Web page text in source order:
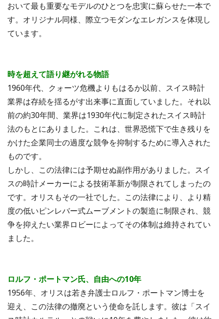
おいて最も重要なモデルのひとつを忠実に蘇らせた一本で
す。オリジナル同様、際立つモダンなエレガンスを体現し
ています。
時を超えて語り継がれる物語
1960年代、クォーツ危機よりもはるか以前、スイス時計
業界は存続を揺るがす出来事に直面していました。それ以
前の約30年間、業界は1930年代に制定されたスイス時計
法のもとにありました。これは、世界恐慌下で生き残りを
かけた企業同士の過度な競争を抑制するために導入された
ものです。
しかし、この法律には予期せぬ副作用がありました。スイ
スの時計メーカーによる技術革新が制限されてしまったの
です。オリスもその一社でした。この法律により、より精
度の低いピンレバー式ムーブメントの製造に制限され、競
争を抑えたい業界ロビーによってその体制は維持されてい
ました。
ロルフ・ポートマン氏、自由への10年
1956年、オリスは若き弁護士ロルフ・ポートマン博士を
迎え、この法律の撤廃という使命を託します。彼は「スイ